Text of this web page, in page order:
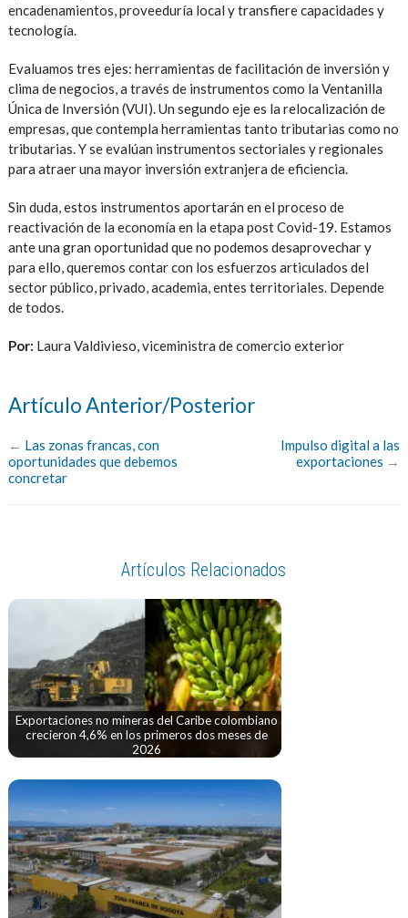
encadenamientos, proveeduría local y transfiere capacidades y
tecnología.
Evaluamos tres ejes: herramientas de facilitación de inversión y
clima de negocios, a través de instrumentos como la Ventanilla
Única de Inversión (VUI). Un segundo eje es la relocalización de
empresas, que contempla herramientas tanto tributarias como no
tributarias. Y se evalúan instrumentos sectoriales y regionales
para atraer una mayor inversión extranjera de eficiencia.
Sin duda, estos instrumentos aportarán en el proceso de
reactivación de la economía en la etapa post Covid-19. Estamos
ante una gran oportunidad que no podemos desaprovechar y
para ello, queremos contar con los esfuerzos articulados del
sector público, privado, academia, entes territoriales. Depende
de todos.
Por: Laura Valdivieso, viceministra de comercio exterior
Artículo Anterior/Posterior
← Las zonas francas, con
oportunidades que debemos
concretar
Impulso digital a las
exportaciones →
Artículos Relacionados
Exportaciones no mineras del Caribe colombiano
crecieron 4,6% en los primeros dos meses de
2026